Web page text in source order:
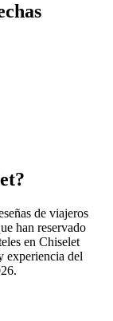
de viajeros
han reservado
en Chiselet
experiencia del
.